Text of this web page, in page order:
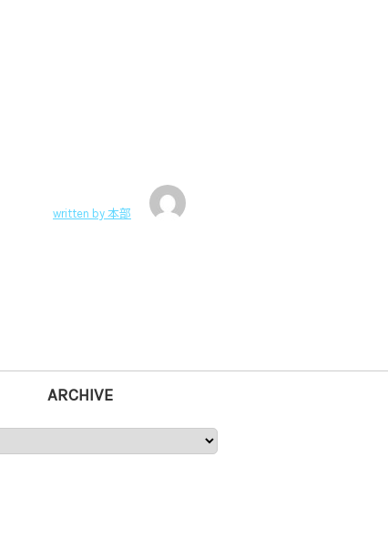
written by 本部
ARCHIVE